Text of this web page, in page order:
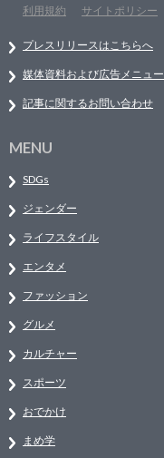
利用規約
サイトポリシー
プレスリリースはこちらへ
媒体資料および広告メニュー
記事に関するお問い合わせ
MENU
SDGs
ジェンダー
ライフスタイル
エンタメ
ファッション
グルメ
カルチャー
スポーツ
おでかけ
まめ学